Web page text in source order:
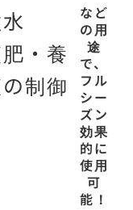
・養
制御
など
の用
途
で、
フル
シー
ズン
効果
的に
使用
可
能！